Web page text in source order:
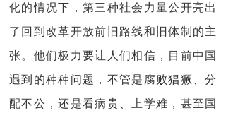
化的情况下，第三种社会力量公开亮出
了回到改革开放前旧路线和旧体制的主
张。他们极力要让人们相信，目前中国
遇到的种种问题，不管是腐败猖獗、分
配不公，还是看病贵、上学难，甚至国